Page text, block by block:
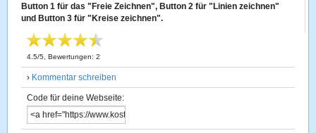
Button 1 für das "Freie Zeichnen", Button 2 für "Linien zeichnen"
und Button 3 für "Kreise zeichnen".
4.5/5 , Bewertungen:2
› Kommentar schreiben
Code für deine Webseite: